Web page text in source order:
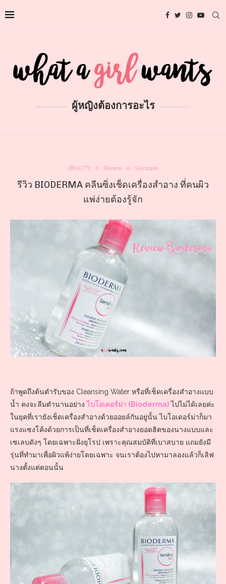
ผู้หญิงต้องการอะไร
BEAUTY Review Skincare
รีวิว BIODERMA คลีนซิ่งเช็ดเครื่องสำอาง ที่คนผิว
แพ่ง่ายต้องรู้จัก
ถ้าพูดถึงต้นตำรับของ Cleansing Water หรือที่เช็ดเครื่องสำอางแบบ
น้ำ คงจะลืมตำนานอย่าง ไบโอเดอร์ม่า (Bioderma) ไปไม่ได้เลยค่ะ
ในยุคที่เรายังเช็ดเครื่องสำอางด้วยออยล์กันอยู่นั้น ไบโอเดอร์ม่าก็มา
แรงแซงโค้งด้วยการเป็นที่เช็ดเครื่องสำอางยอดฮิตของนางแบบและ
เซเลบดังๆ โดยเฉพาะฝั่งยุโรป เพราะคุณสมบัติที่เบาสบาย แถมยังมี
รุ่นที่ทำมาเพื่อผิวแพ้ง่ายโดยเฉพาะ จนเราต้องไปหามาลองแล้วก็เลิฟ
นางตั้งแต่ตอนนั้น